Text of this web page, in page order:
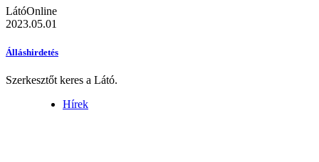
LátóOnline
2023.05.01
Álláshirdetés
Szerkesztőt keres a Látó.
Hírek